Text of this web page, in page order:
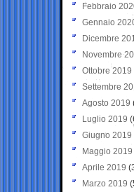
Febbraio
Gennaio
Dicembre
Novembre
Ottobre 2019
Settembre
Agosto 2019
Luglio 2019
Giugno 2019
Maggio 2019
Aprile 2019
Marzo 2019